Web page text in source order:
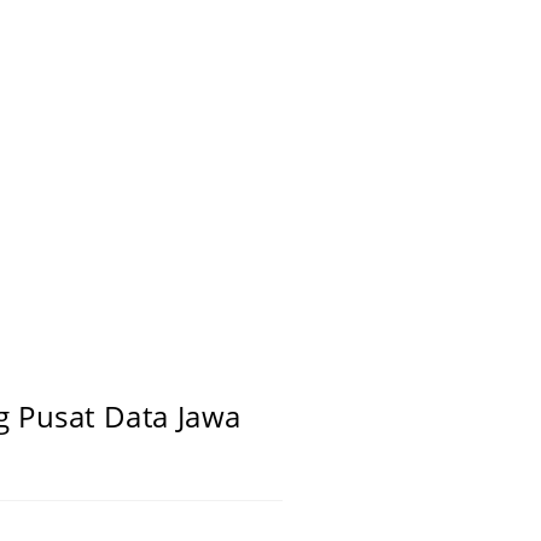
Data Jawa